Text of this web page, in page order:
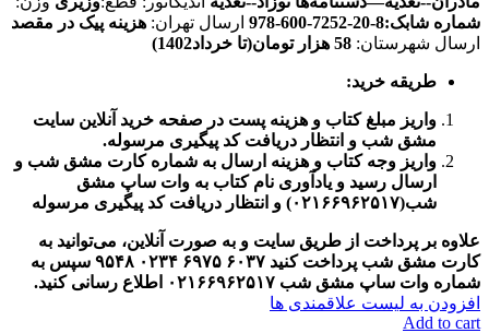
شماره شابک:8-20-7252-600-978
ارسال تهران: هزینه پیک در مقصد
ارسال شهرستان: 58 هزار تومان(تا خرداد1402)
طریقه خرید:
واریز مبلغ کتاب و هزینه پست در صفحه خرید آنلاین سایت
مشق شب و انتظار دریافت کد پیگیری مرسوله.
واریز وجه کتاب و هزینه ارسال به شماره کارت مشق شب و
ارسال رسید و یادآوری نام کتاب به وات ساپ مشق
شب(۰۲۱۶۶۹۶۲۵۱۷) و انتظار دریافت کد پیگیری مرسوله
علاوه بر پرداخت از طریق سایت و به صورت آنلاین، می‌توانید به
کارت مشق شب پرداخت کنید ۶۰۳۷ ۶۹۷۵ ۰۲۳۴ ۹۵۴۸ سپس به
شماره وات ساپ مشق شب ۰۲۱۶۶۹۶۲۵۱۷ اطلاع رسانی کنید.
افزودن به لیست علاقمندی ها
Add to cart